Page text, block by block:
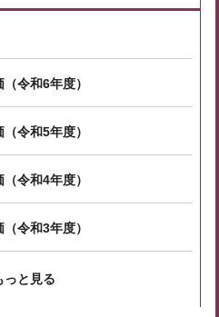
令和6年度）
令和5年度）
令和4年度）
令和3年度）
っと見る